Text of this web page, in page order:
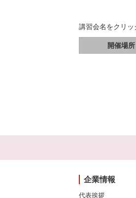
講習会名をクリッ
開催場所
企業情報
代表挨拶